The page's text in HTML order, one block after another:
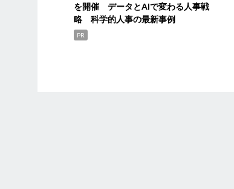
を開催 データとAIで変わる人事戦
略 科学的人事の最新事例
PR